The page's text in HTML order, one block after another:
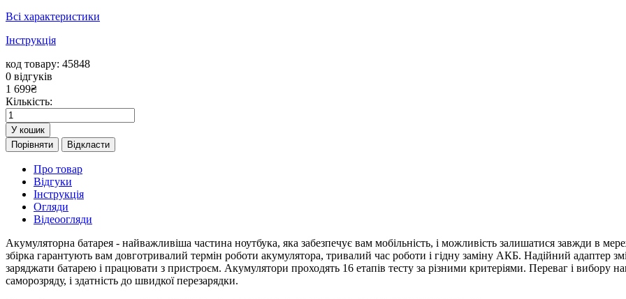
Всі характеристики
Інструкція
код товару: 45848
0 відгуків
1 699₴
Кількість:
У кошик
Порівняти
Відкласти
Про товар
Відгуки
Інструкція
Огляди
Відеоогляди
Акумуляторна батарея - найважливіша частина ноутбука, яка забезпечує вам мобільність, і можливість залишатися завжди в
збірка гарантують вам довготривалий термін роботи акумулятора, тривалий час роботи і гідну заміну АКБ. Надійний адаптер
заряджати батарею і працювати з пристроєм. Акумулятори проходять 16 етапів тесту за різними критеріями. Переваг і вибору
саморозряду, і здатність до швидкої перезарядки.